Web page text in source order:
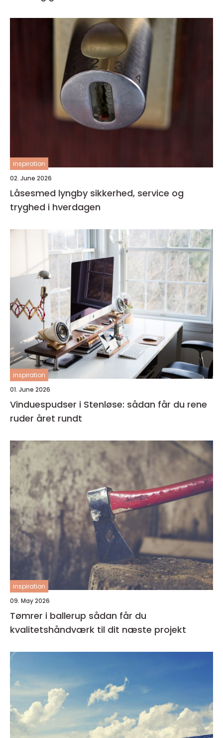
inspiration
02. June 2026
Låsesmed lyngby sikkerhed, service og
tryghed i hverdagen
inspiration
01. June 2026
Vinduespudser i Stenløse: sådan får du rene
ruder året rundt
inspiration
09. May 2026
Tømrer i ballerup sådan får du
kvalitetshåndværk til dit næste projekt